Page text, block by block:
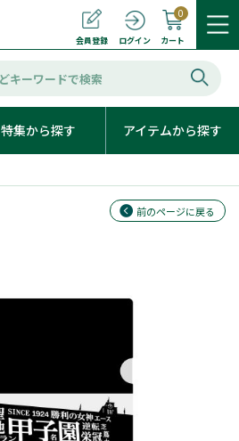
会員登録 ログイン カート
0
特集から探す アイテムから探す
前のページに戻る